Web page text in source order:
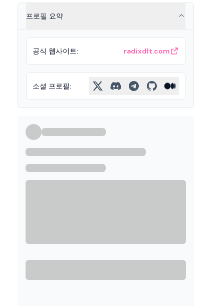
프로필 요약
공식 웹사이트: radixdlt.com
소셜 프로필: